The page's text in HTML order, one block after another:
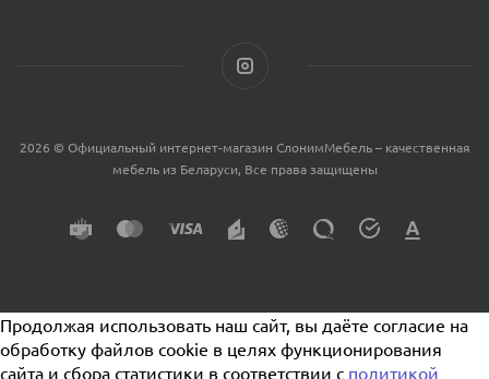
2026 © Официальный интернет-магазин СлонимМебель – качественная
мебель из Беларуси, Все права защищены
Продолжая использовать наш сайт, вы даёте согласие на
обработку файлов cookie в целях функционирования
сайта и сбора статистики в соответствии с политикой